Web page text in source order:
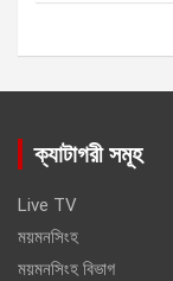
ক্যাটাগরী সমূহ
Live TV
ময়মনসিংহ
ময়মনসিংহ বিভাগ